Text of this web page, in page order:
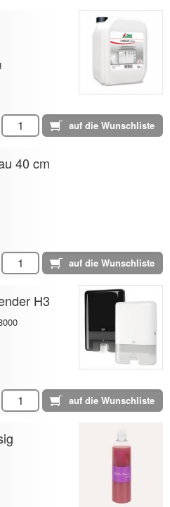
40 cm
H3